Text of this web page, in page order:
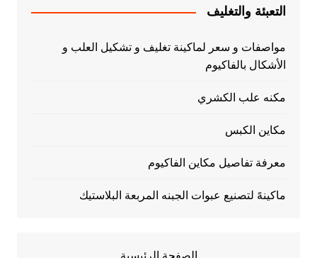
التعبئة والتغليف
مواصفات و سعر لماكينة تغليف و تشكيل العلب و
الأشكال بالفاكيوم
مكنه علب الكشري
مكاين الكبس
معرفة تفاصيل مكاين الفاكيوم
ماكينهً لتصنيع عبوات الجبنه المربعة البلاستيك
الصفحة الرئيسية